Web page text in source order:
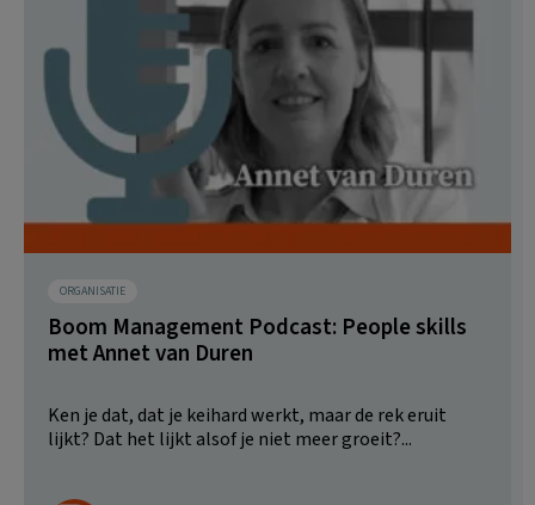
ORGANISATIE
Boom Management Podcast: People skills
met Annet van Duren
Ken je dat, dat je keihard werkt, maar de rek eruit
lijkt? Dat het lijkt alsof je niet meer groeit?...